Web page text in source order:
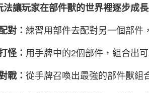
法讓玩家在部件獸的世界裡逐步成
對：練習用部件去配對另一個部件
怪： 用手牌中的2個部件，組合出
戰：從手牌召喚出最強的部件獸組